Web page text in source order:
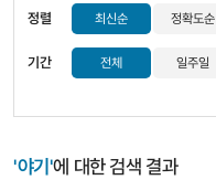
정렬 최신순 정확도순
기간 전체 일주일
'야기'에 대한 검색 결과